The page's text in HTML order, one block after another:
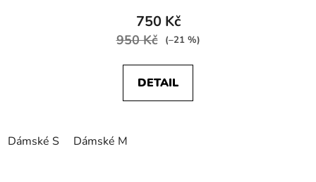
750 Kč
950 Kč (–21 %)
DETAIL
Dámské S Dámské M